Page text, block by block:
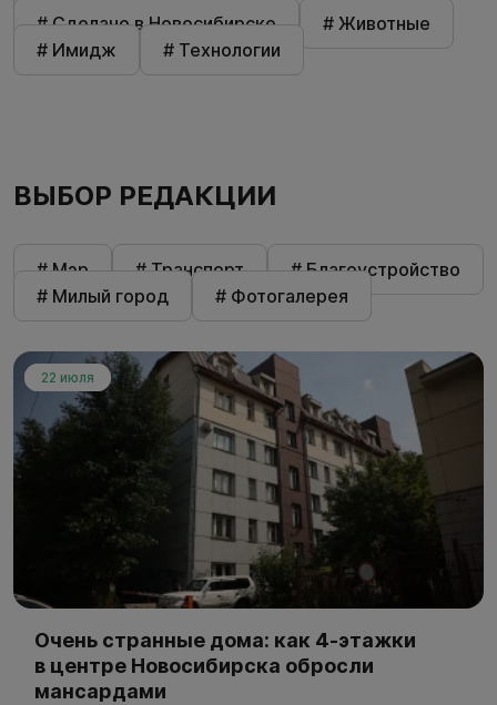
# Сделано в Новосибирске
# Животные
# Имидж
# Технологии
ВЫБОР РЕДАКЦИИ
# Мэр # Транспорт
# Благоустройство
# Милый город
# Фотогалерея
22 июля
Очень странные дома: как 4-этажки
в центре Новосибирска обросли
мансардами